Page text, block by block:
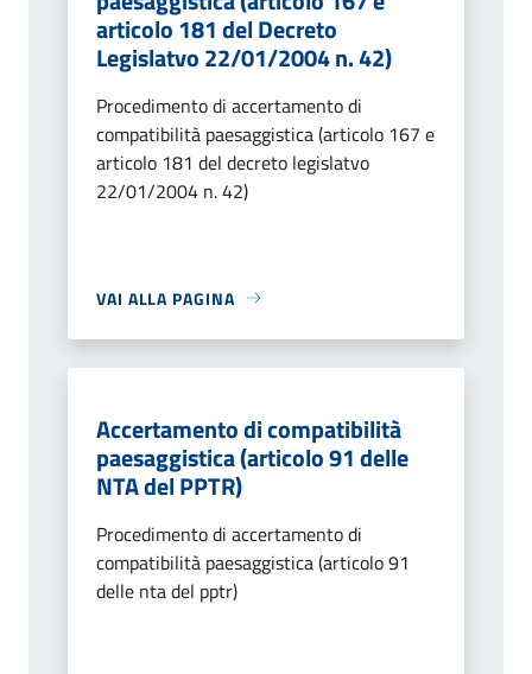
articolo 181 del Decreto
Legislatvo 22/01/2004 n. 42)
Procedimento di accertamento di
compatibilità paesaggistica (articolo 167 e
articolo 181 del decreto legislatvo
22/01/2004 n. 42)
VAI ALLA PAGINA
Accertamento di compatibilità
paesaggistica (articolo 91 delle
NTA del PPTR)
Procedimento di accertamento di
compatibilità paesaggistica (articolo 91
delle nta del pptr)